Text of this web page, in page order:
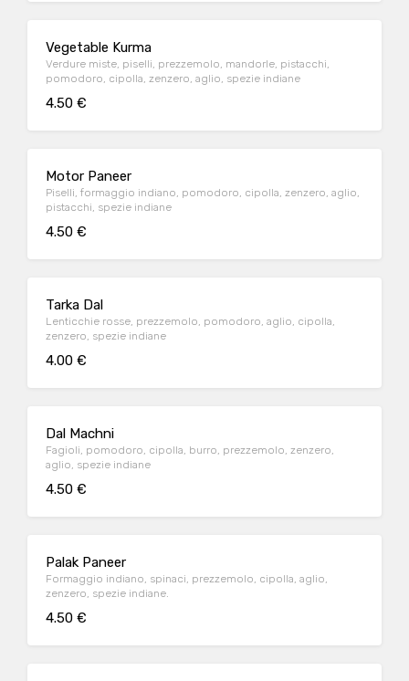
Vegetable Kurma
Verdure miste, piselli, prezzemolo, mandorle, pistacchi,
pomodoro, cipolla, zenzero, aglio, spezie indiane
4.50 €
Motor Paneer
Piselli, formaggio indiano, pomodoro, cipolla, zenzero, aglio,
pistacchi, spezie indiane
4.50 €
Tarka Dal
Lenticchie rosse, prezzemolo, pomodoro, aglio, cipolla,
zenzero, spezie indiane
4.00 €
Dal Machni
Fagioli, pomodoro, cipolla, burro, prezzemolo, zenzero,
aglio, spezie indiane
4.50 €
Palak Paneer
Formaggio indiano, spinaci, prezzemolo, cipolla, aglio,
zenzero, spezie indiane.
4.50 €